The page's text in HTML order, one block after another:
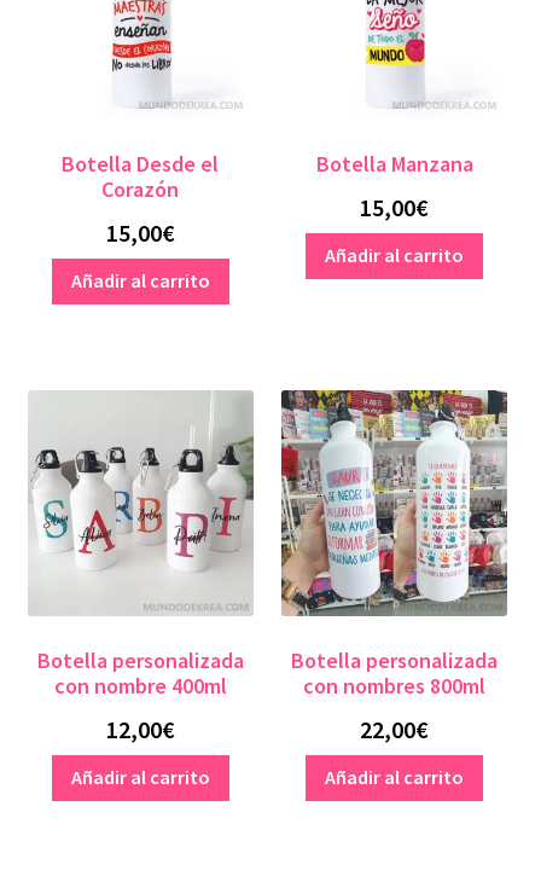
Botella Desde el
Corazón
15,00€
Añadir al carrito
Botella Manzana
15,00€
Añadir al carrito
Botella personalizada
con nombre 400ml
12,00€
Añadir al carrito
Botella personalizada
con nombres 800ml
22,00€
Añadir al carrito